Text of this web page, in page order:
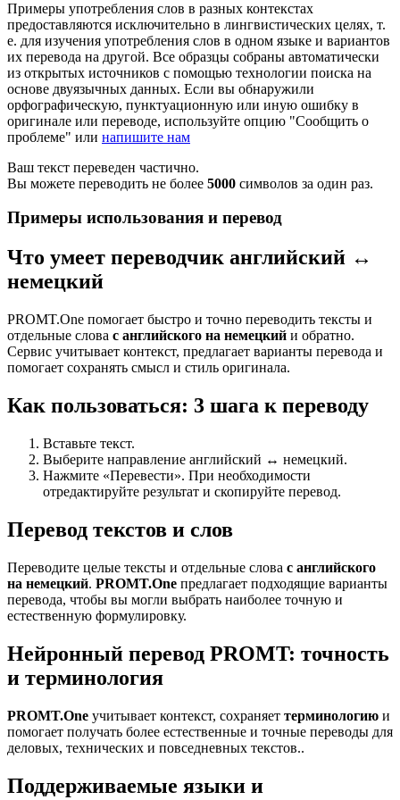
Примеры употребления слов в разных контекстах
предоставляются исключительно в лингвистических целях, т.
е. для изучения употребления слов в одном языке и вариантов
их перевода на другой. Все образцы собраны автоматически
из открытых источников с помощью технологии поиска на
основе двуязычных данных. Если вы обнаружили
орфографическую, пунктуационную или иную ошибку в
оригинале или переводе, используйте опцию "Сообщить о
проблеме" или напишите нам
Ваш текст переведен частично.
Вы можете переводить не более 5000 символов за один раз.
Примеры использования и перевод
Что умеет переводчик английский ↔
немецкий
PROMT.One помогает быстро и точно переводить тексты и
отдельные слова с английского на немецкий и обратно.
Сервис учитывает контекст, предлагает варианты перевода и
помогает сохранять смысл и стиль оригинала.
Как пользоваться: 3 шага к переводу
Вставьте текст.
Выберите направление английский ↔ немецкий.
Нажмите «Перевести». При необходимости
отредактируйте результат и скопируйте перевод.
Перевод текстов и слов
Переводите целые тексты и отдельные слова с английского
на немецкий. PROMT.One предлагает подходящие варианты
перевода, чтобы вы могли выбрать наиболее точную и
естественную формулировку.
Нейронный перевод PROMT: точность
и терминология
PROMT.One учитывает контекст, сохраняет терминологию и
помогает получать более естественные и точные переводы для
деловых, технических и повседневных текстов..
Поддерживаемые языки и